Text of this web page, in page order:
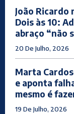
João Ricardo
Dois às 10:
abraço “não
20 De Julho, 2026
Marta
e aponta
mesmo é
19 De Julho, 2026